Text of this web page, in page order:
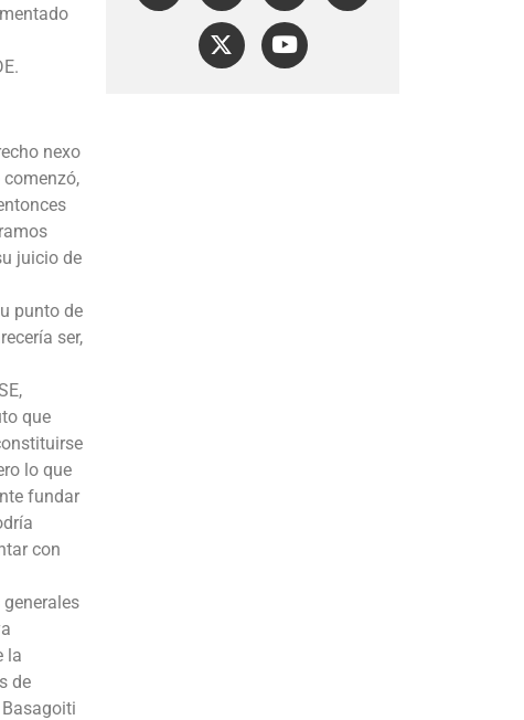
nexo
juicio de
punto de
ser,
que
lo que
fundar
con
la
de